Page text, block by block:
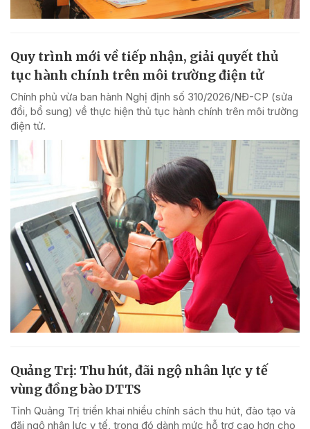
Quy trình mới về tiếp nhận, giải quyết thủ
tục hành chính trên môi trường điện tử
Chính phủ vừa ban hành Nghị định số 310/2026/NĐ-CP (sửa
đổi, bổ sung) về thực hiện thủ tục hành chính trên môi trường
điện tử.
Quảng Trị: Thu hút, đãi ngộ nhân lực y tế
vùng đồng bào DTTS
Tỉnh Quảng Trị triển khai nhiều chính sách thu hút, đào tạo và
đãi ngộ nhân lực y tế, trong đó dành mức hỗ trợ cao hơn cho